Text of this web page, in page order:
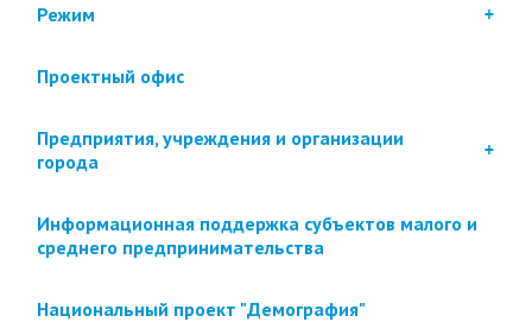
Режим
Проектный офис
Предприятия, учреждения и организации
города
Информационная поддержка субъектов малого и
среднего предпринимательства
Национальный проект "Демография"